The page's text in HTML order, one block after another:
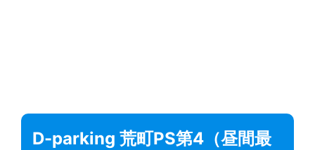
D-parking 荒町PS第4（昼間最